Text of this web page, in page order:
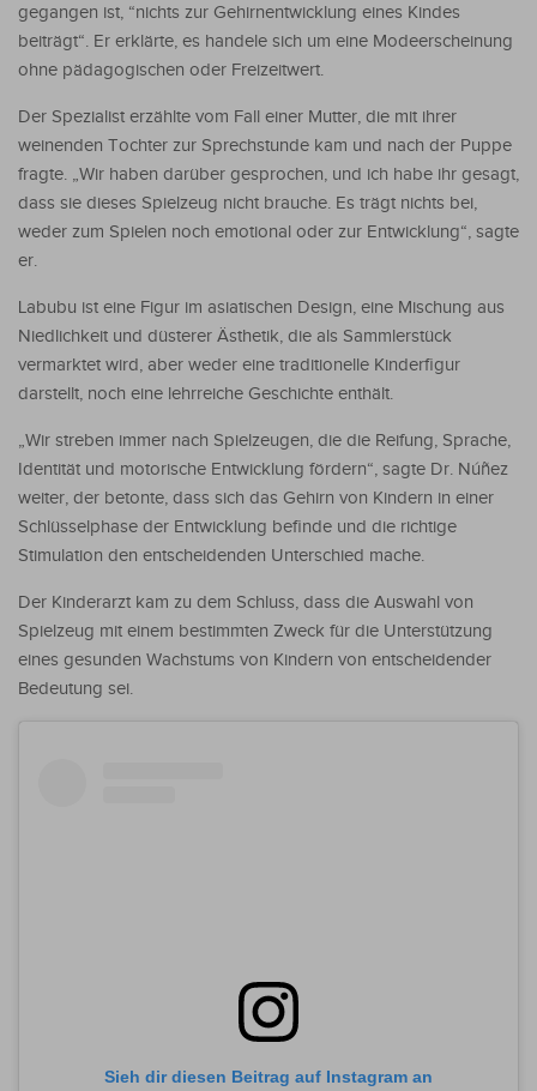
gegangen ist, “nichts zur Gehirnentwicklung eines Kindes
beiträgt“. Er erklärte, es handele sich um eine Modeerscheinung
ohne pädagogischen oder Freizeitwert.
Der Spezialist erzählte vom Fall einer Mutter, die mit ihrer
weinenden Tochter zur Sprechstunde kam und nach der Puppe
fragte. „Wir haben darüber gesprochen, und ich habe ihr gesagt,
dass sie dieses Spielzeug nicht brauche. Es trägt nichts bei,
weder zum Spielen noch emotional oder zur Entwicklung“, sagte
er.
Labubu ist eine Figur im asiatischen Design, eine Mischung aus
Niedlichkeit und düsterer Ästhetik, die als Sammlerstück
vermarktet wird, aber weder eine traditionelle Kinderfigur
darstellt, noch eine lehrreiche Geschichte enthält.
„Wir streben immer nach Spielzeugen, die die Reifung, Sprache,
Identität und motorische Entwicklung fördern“, sagte Dr. Núñez
weiter, der betonte, dass sich das Gehirn von Kindern in einer
Schlüsselphase der Entwicklung befinde und die richtige
Stimulation den entscheidenden Unterschied mache.
Der Kinderarzt kam zu dem Schluss, dass die Auswahl von
Spielzeug mit einem bestimmten Zweck für die Unterstützung
eines gesunden Wachstums von Kindern von entscheidender
Bedeutung sei.
Sieh dir diesen Beitrag auf Instagram an